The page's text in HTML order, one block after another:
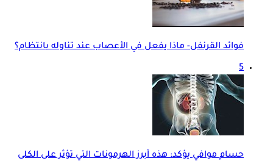
فوائد القرنفل- ماذا يفعل في الأعصاب عند تناوله بانتظام؟
5
حسام موافي يؤكد: هذه أبرز الهرمونات التي تؤثر على الكلى